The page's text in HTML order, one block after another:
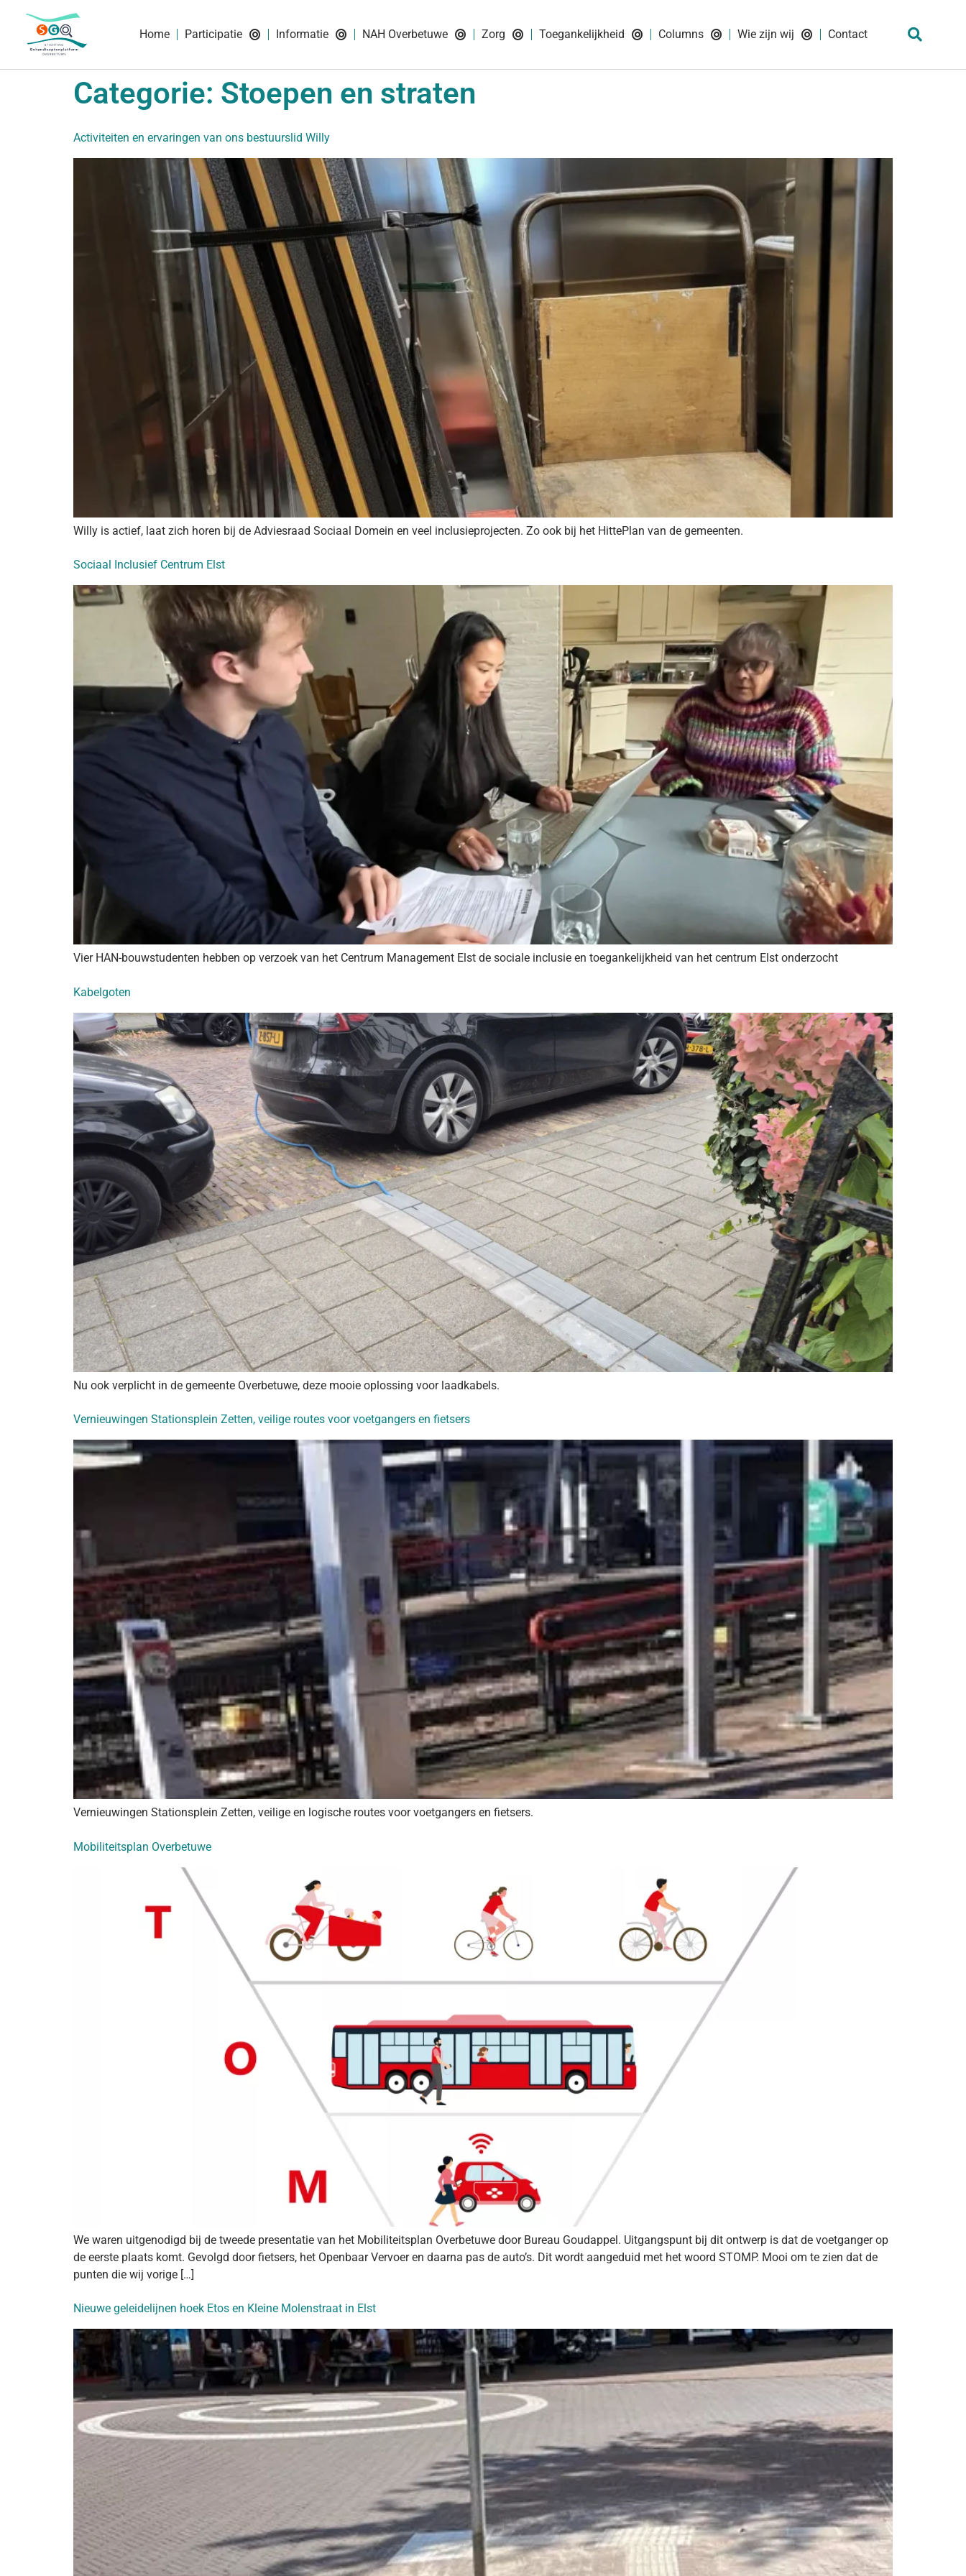
Home Participatie Informatie NAH Overbetuwe Zorg Toegankelijkheid Columns Wie zijn wij Contact
Categorie: Stoepen en straten
Activiteiten en ervaringen van ons bestuurslid Willy
Willy is actief, laat zich horen bij de Adviesraad Sociaal Domein en veel inclusieprojecten. Zo ook bij het HittePlan van de gemeenten.
Sociaal Inclusief Centrum Elst
Vier HAN-bouwstudenten hebben op verzoek van het Centrum Management Elst de sociale inclusie en toegankelijkheid van het centrum Elst onderzocht
Kabelgoten
Nu ook verplicht in de gemeente Overbetuwe, deze mooie oplossing voor laadkabels.
Vernieuwingen Stationsplein Zetten, veilige routes voor voetgangers en fietsers
Vernieuwingen Stationsplein Zetten, veilige en logische routes voor voetgangers en fietsers.
Mobiliteitsplan Overbetuwe
We waren uitgenodigd bij de tweede presentatie van het Mobiliteitsplan Overbetuwe door Bureau Goudappel. Uitgangspunt bij dit ontwerp is dat de voetganger op
de eerste plaats komt. Gevolgd door fietsers, het Openbaar Vervoer en daarna pas de auto’s. Dit wordt aangeduid met het woord STOMP. Mooi om te zien dat de
punten die wij vorige […]
Nieuwe geleidelijnen hoek Etos en Kleine Molenstraat in Elst